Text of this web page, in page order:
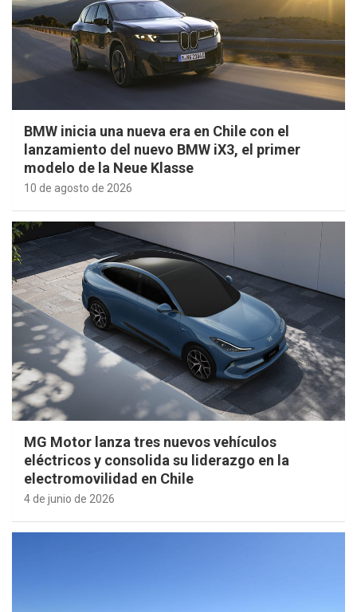
BMW inicia una nueva era en Chile con el
lanzamiento del nuevo BMW iX3, el primer
modelo de la Neue Klasse
10 de agosto de 2026
MG Motor lanza tres nuevos vehículos
eléctricos y consolida su liderazgo en la
electromovilidad en Chile
4 de junio de 2026